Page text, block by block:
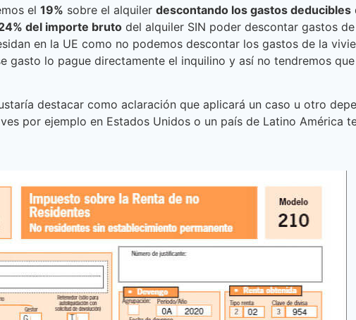
el 19% sobre el alquiler descontando los gastos deducibles
del importe bruto del alquiler SIN poder descontar gastos
en la UE como no podemos descontar los gastos de la
gasto lo pague directamente el inquilino y así no tendremos
destacar como aclaración que aplicará un caso u otro
por ejemplo en Estados Unidos o un país de Latino América